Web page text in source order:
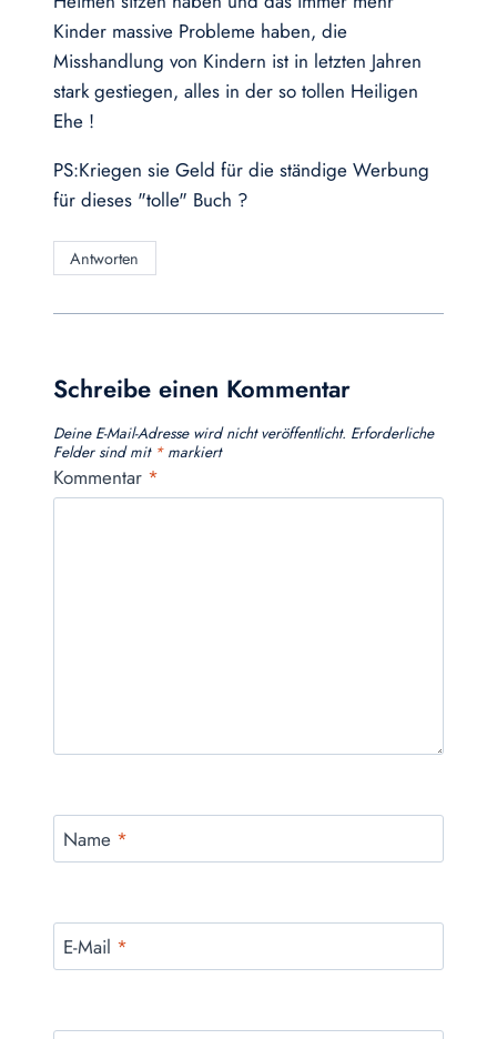
Kinder massive Probleme haben, die
Misshandlung von Kindern ist in letzten Jahren
stark gestiegen, alles in der so tollen Heiligen
Ehe !
PS:Kriegen sie Geld für die ständige Werbung
für dieses "tolle" Buch ?
Antworten
Schreibe einen Kommentar
Deine E-Mail-Adresse wird nicht veröffentlicht. Erforderliche
Felder sind mit *markiert
Kommentar *
Name *
E-Mail *